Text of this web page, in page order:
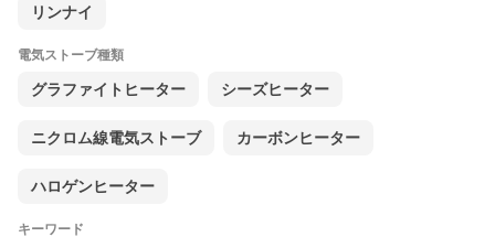
リンナイ
電気ストーブ種類
グラファイトヒーター シーズヒーター
ニクロム線電気ストーブ カーボンヒーター
ハロゲンヒーター
キーワード